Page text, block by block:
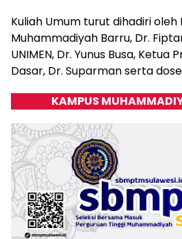
Kuliah Umum turut dihadiri
Muhammadiyah Barru, Dr.
UNIMEN, Dr. Yunus Busa, Ketua
Dasar, Dr. Suparman serta
KAMPUS